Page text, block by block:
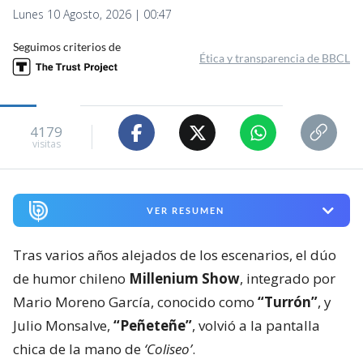
Lunes 10 Agosto, 2026 | 00:47
Seguimos criterios de
Ética y transparencia de BBCL
4179
visitas
VER RESUMEN
Tras varios años alejados de los escenarios, el dúo
de humor chileno Millenium Show, integrado por
Mario Moreno García, conocido como “Turrón”, y
Julio Monsalve, “Peñeteñe”, volvió a la pantalla
chica de la mano de ‘Coliseo’.